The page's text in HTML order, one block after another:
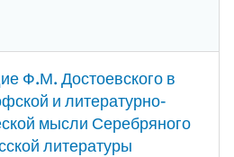
Ф.М. Достоевского в
и литературно-
мысли Серебряного
литературы